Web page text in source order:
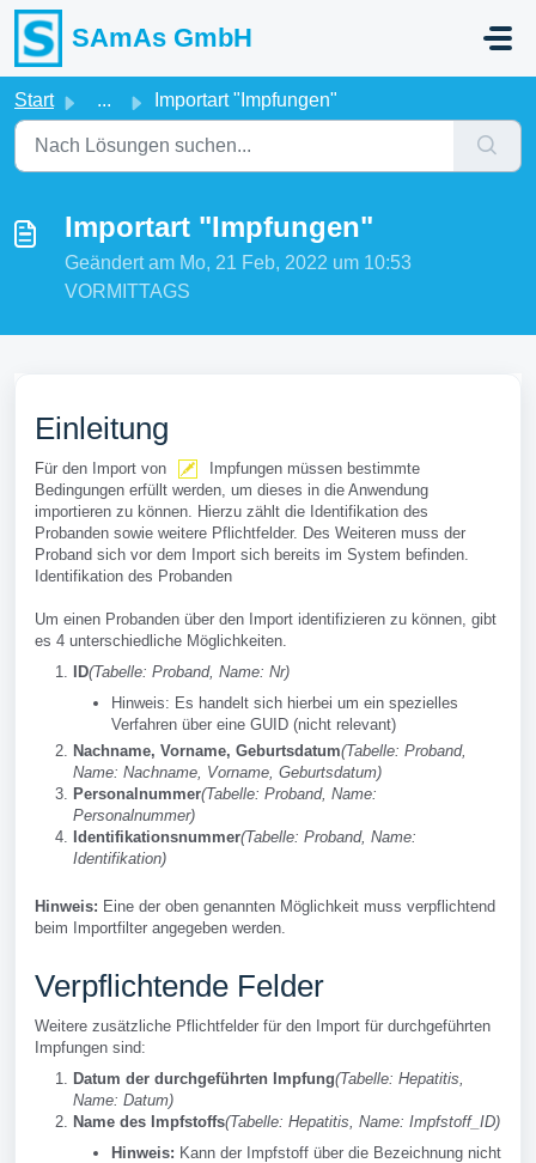
Zum hauptsächlichen Inhalt gehen
SAmAs GmbH
Start ... Importart "Impfungen"
Importart "Impfungen"
Geändert am Mo, 21 Feb, 2022 um 10:53
VORMITTAGS
Einleitung
Für den Import von
Impfungen müssen bestimmte
Bedingungen erfüllt werden, um dieses in die Anwendung
importieren zu können. Hierzu zählt die Identifikation des
Probanden sowie weitere Pflichtfelder. Des Weiteren muss der
Proband sich vor dem Import sich bereits im System befinden.
Identifikation des Probanden
Um einen Probanden über den Import identifizieren zu können, gibt
es 4 unterschiedliche Möglichkeiten.
ID(Tabelle: Proband, Name: Nr)
Hinweis: Es handelt sich hierbei um ein spezielles
Verfahren über eine GUID (nicht relevant)
Nachname, Vorname, Geburtsdatum(Tabelle: Proband,
Name: Nachname, Vorname, Geburtsdatum)
Personalnummer(Tabelle: Proband, Name:
Personalnummer)
Identifikationsnummer(Tabelle: Proband, Name:
Identifikation)
Hinweis: Eine der oben genannten Möglichkeit muss verpflichtend
beim Importfilter angegeben werden.
Verpflichtende Felder
Weitere zusätzliche Pflichtfelder für den Import für durchgeführten
Impfungen sind:
Datum der durchgeführten Impfung(Tabelle: Hepatitis,
Name: Datum)
Name des Impfstoffs(Tabelle: Hepatitis, Name: Impfstoff_ID)
Hinweis: Kann der Impfstoff über die Bezeichnung nicht